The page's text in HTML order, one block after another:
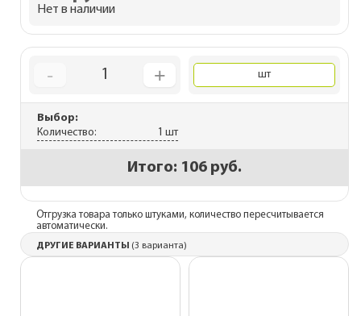
Нет в наличии
- 1 + шт
Выбор:
Количество:
1 шт
Итого: 106 руб.
Отгрузка товара только штуками, количество пересчитывается
автоматически.
ДРУГИЕ ВАРИАНТЫ (3 варианта)